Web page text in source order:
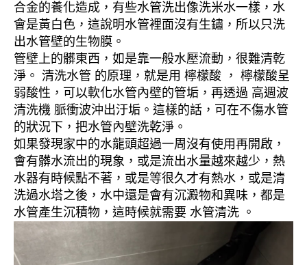
合金的養化造成，有些水管洗出像洗米水一樣，水
會是黃白色，這說明水管裡面沒有生鏽，所以只洗
出水管壁的生物膜。
管壁上的髒東西，如是靠一般水壓流動，很難清乾
淨。 清洗水管 的原理，就是用 檸檬酸 ， 檸檬酸呈
弱酸性，可以軟化水管內壁的管垢，再透過 高週波
清洗機 脈衝波沖出汙垢。這樣的話，可在不傷水管
的狀況下，把水管內壁洗乾淨。
如果發現家中的水龍頭超過一周沒有使用再開啟，
會有髒水流出的現象，或是流出水量越來越少，熱
水器有時候點不著，或是等很久才有熱水，或是清
洗過水塔之後，水中還是會有沉澱物和異味，都是
水管產生沉積物，這時候就需要 水管清洗 。